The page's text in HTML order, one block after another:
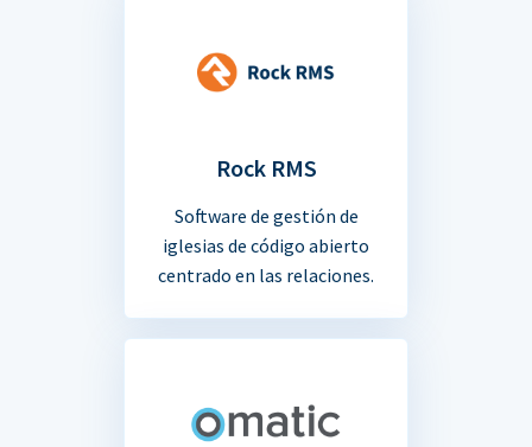
Rock RMS
Software de gestión de
iglesias de código abierto
centrado en las relaciones.